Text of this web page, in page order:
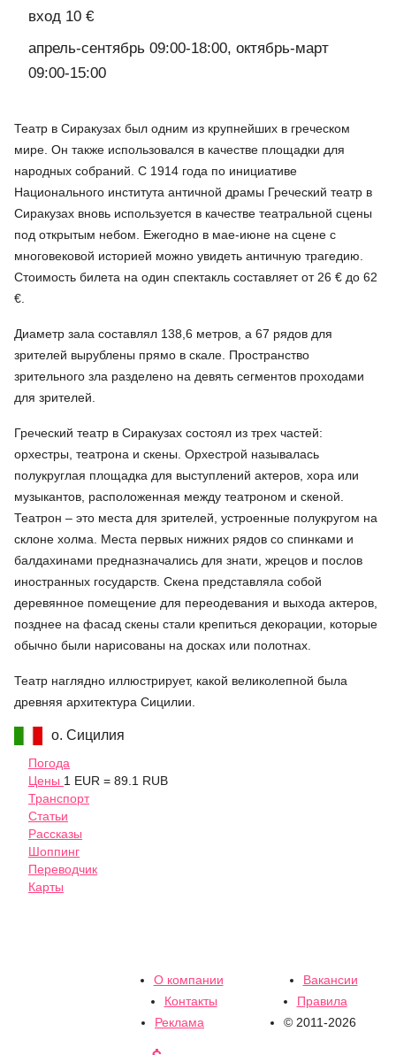
вход 10 €
апрель-сентябрь 09:00-18:00, октябрь-март
09:00-15:00
Театр в Сиракузах был одним из крупнейших в греческом
мире. Он также использовался в качестве площадки для
народных собраний. С 1914 года по инициативе
Национального института античной драмы Греческий театр в
Сиракузах вновь используется в качестве театральной сцены
под открытым небом. Ежегодно в мае-июне на сцене с
многовековой историей можно увидеть античную трагедию.
Стоимость билета на один спектакль составляет от 26 € до 62
€.
Диаметр зала составлял 138,6 метров, а 67 рядов для
зрителей вырублены прямо в скале. Пространство
зрительного зла разделено на девять сегментов проходами
для зрителей.
Греческий театр в Сиракузах состоял из трех частей:
орхестры, театрона и скены. Орхестрой называлась
полукруглая площадка для выступлений актеров, хора или
музыкантов, расположенная между театроном и скеной.
Театрон – это места для зрителей, устроенные полукругом на
склоне холма. Места первых нижних рядов со спинками и
балдахинами предназначались для знати, жрецов и послов
иностранных государств. Скена представляла собой
деревянное помещение для переодевания и выхода актеров,
позднее на фасад скены стали крепиться декорации, которые
обычно были нарисованы на досках или полотнах.
Театр наглядно иллюстрирует, какой великолепной была
древняя архитектура Сицилии.
о. Сицилия
Погода
Цены 1 EUR = 89.1 RUB
Транспорт
Статьи
Рассказы
Шоппинг
Переводчик
Карты
О компании
Вакансии
Контакты
Правила
Реклама
© 2011-2026